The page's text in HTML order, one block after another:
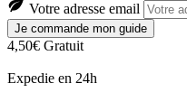
Votre adresse email
Je commande mon guide
4,50€ Gratuit
Expedie en 24h